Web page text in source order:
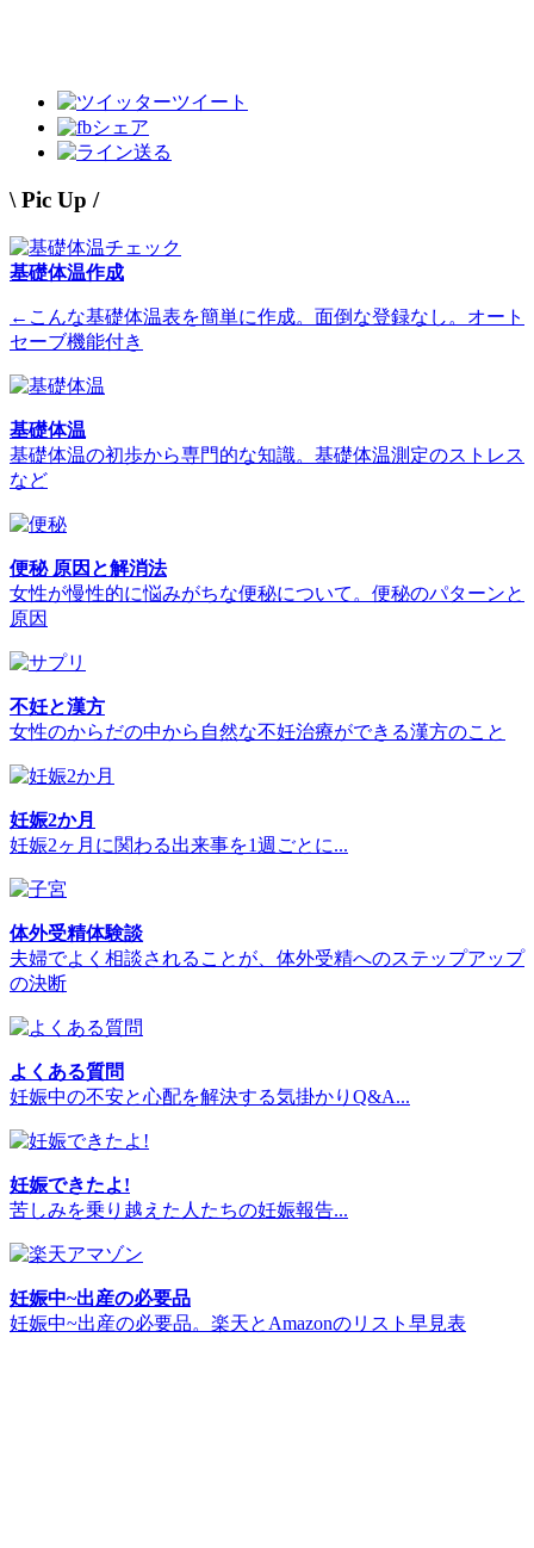
ツイート
シェア
送る
\ Pic Up /
基礎体温作成
←こんな基礎体温表を簡単に作成。面倒な登録なし。オート
セーブ機能付き
基礎体温
基礎体温の初歩から専門的な知識。基礎体温測定のストレス
など
便秘 原因と解消法
女性が慢性的に悩みがちな便秘について。便秘のパターンと
原因
不妊と漢方
女性のからだの中から自然な不妊治療ができる漢方のこと
妊娠2か月
妊娠2ヶ月に関わる出来事を1週ごとに...
体外受精体験談
夫婦でよく相談されることが、体外受精へのステップアップ
の決断
よくある質問
妊娠中の不安と心配を解決する気掛かりQ&A...
妊娠できたよ!
苦しみを乗り越えた人たちの妊娠報告...
妊娠中~出産の必要品
妊娠中~出産の必要品。楽天とAmazonのリスト早見表